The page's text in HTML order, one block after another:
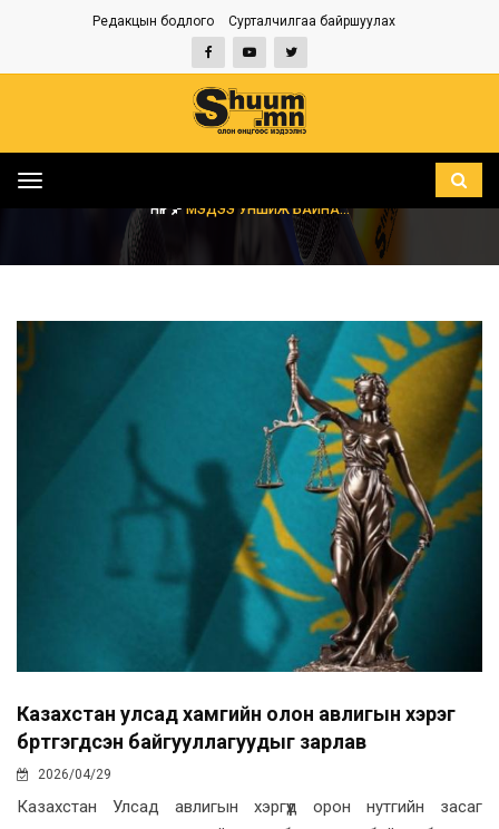
Редакцын бодлого Сурталчилгаа байршуулах
Toggle
НҮҮР МЭДЭЭ УНШИЖ БАЙНА...
Казахстан улсад хамгийн олон авлигын хэрэг
бүртгэгдсэн байгууллагуудыг зарлав
2026/04/29
Казахстан Улсад авлигын хэргүүд орон нутгийн засаг